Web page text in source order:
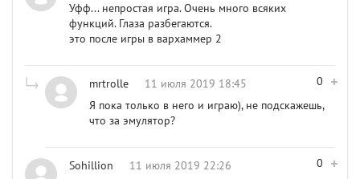
Уфф... непростая игра. Очень много всяких
функций. Глаза разбегаются.
это после игры в вархаммер 2
0
mrtrolle
11 июля 2019 18:45
Я пока только в него и играю), не подскажешь,
что за эмулятор?
0
Sohillion
11 июля 2019 22:26